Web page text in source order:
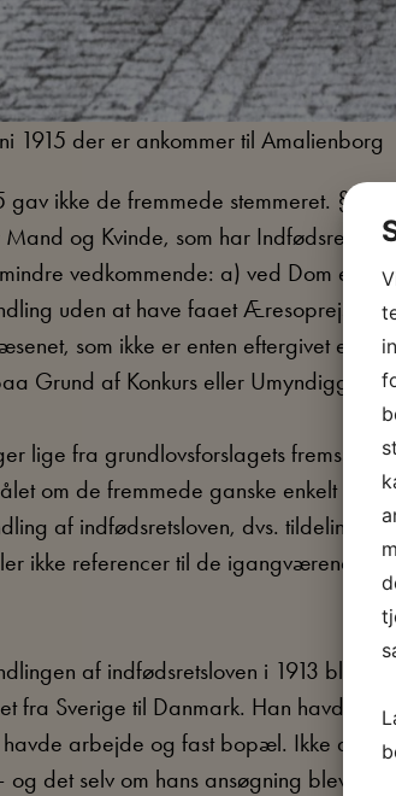
1915 der er ankommer til Amalienborg
ikke de fremmede stemmeret. § 30
Mand og Kvinde, som har Indfødsret,
vedkommende: a) ved Dom er
uden at have faaet
som ikke er enten eftergivet
Grund af Konkurs eller
lige fra grundlovsforslagets
om de fremmede ganske enkelt ikke
af indfødsretsloven, dvs. tildelingen
ikke referencer til de igangværende
af indfødsretsloven i 1913 blev
fra Sverige til Danmark. Han havde
arbejde og fast bopæl. Ikke desto
det selv om hans ansøgning blev